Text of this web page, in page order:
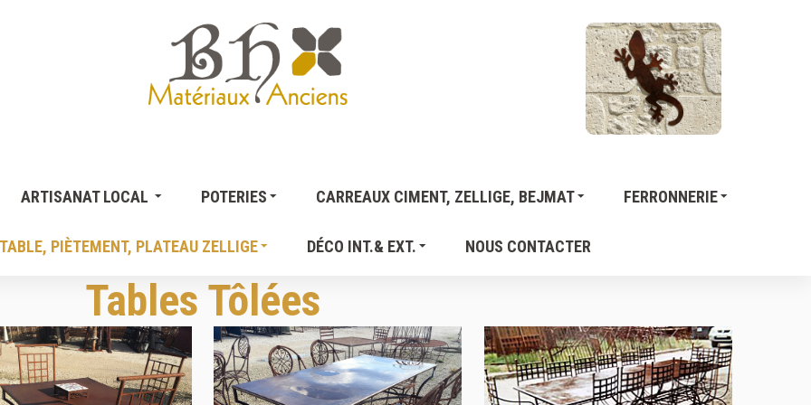
ARTISANAT LOCAL POTERIES CARREAUX CIMENT, ZELLIGE, BEJMAT FERRONNERIE
PIÈTEMENT, PLATEAU ZELLIGE DÉCO INT.& EXT. NOUS CONTACTER
Tables Tôlées